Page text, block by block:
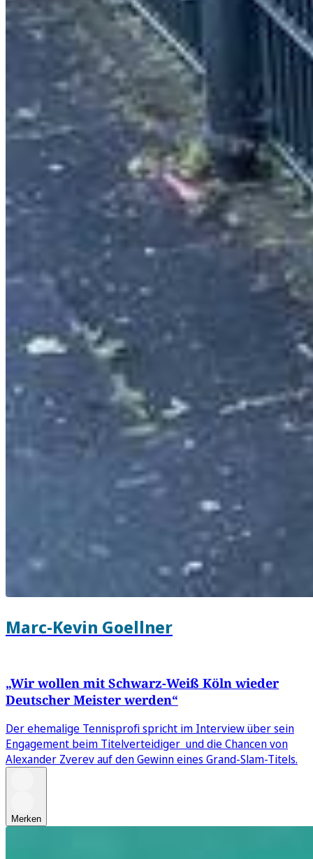
Marc-Kevin Goellner
„Wir wollen mit Schwarz-Weiß Köln wieder
Deutscher Meister werden“
Der ehemalige Tennisprofi spricht im Interview über sein
Engagement beim Titelverteidiger und die Chancen von
Alexander Zverev auf den Gewinn eines Grand-Slam-Titels.
Merken